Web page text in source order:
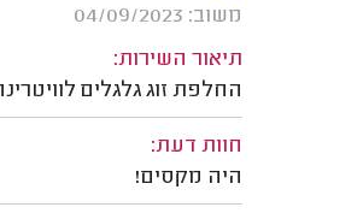
משוב: 04/09/2023
תיאור השירות:
החלפת זוג גלגלים
חוות דעת:
היה מקסים!